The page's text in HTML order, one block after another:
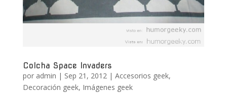
Colcha Space Invaders
por admin | Sep 21, 2012| Accesorios geek,
Decoración geek, Imágenes geek